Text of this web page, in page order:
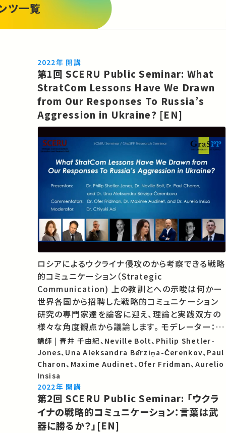
ツ一覧
2022年 開講
第1回 SCERU Public Seminar: What
StratCom Lessons Have We Drawn
from Our Responses To Russia’s
Aggression in Ukraine? [EN]
ロシアによるウクライナ侵攻のから考察できる戦略
的コミュニケーション（Strategic
Communication) 上の教訓とへの示唆は何かー
世界各国から招聘した戦略的コミュニケーション
研究の専門家達を論客に迎え、理論と実践双方の
様々な角度観点から議論します。 モデレーター：青
井千由紀（東京大学 公共政策大学院・教授） スピ
ーカー： Dr. Neville Bolt, “Ambiguity and
Strategic Communications: Lessons from
Afghanis…
講師 | 青井 千由紀、Neville Bolt、Philip Shetler-
Jones、Una Aleksandra Bērziņa-Čerenkov、Paul
Charon、Maxime Audinet、Ofer Fridman、Aurelio
Insisa
2022年 開講
第2回 SCERU Public Seminar: 「ウクラ
イナの戦略的コミュニケーション：言葉は武
器に勝るか？」[EN]